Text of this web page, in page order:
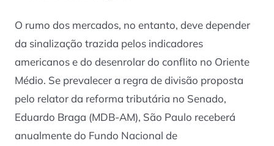
O rumo dos mercados, no entanto, deve depender
da sinalização trazida pelos indicadores
americanos e do desenrolar do conflito no Oriente
Médio. Se prevalecer a regra de divisão proposta
pelo relator da reforma tributária no Senado,
Eduardo Braga (MDB-AM), São Paulo receberá
anualmente do Fundo Nacional de